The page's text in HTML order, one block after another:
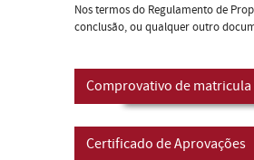
Nos termos do Regulamento de
conclusão, ou qualquer outro
Comprovativo de matricula
Certificado de Aprovações